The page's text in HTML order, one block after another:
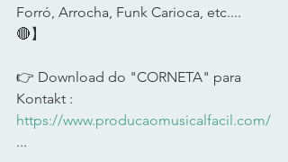
Forró, Arrocha, Funk Carioca, etc....
🔴】
👉 Download do "CORNETA" para
Kontakt :
https://www.producaomusicalfacil.com/
...